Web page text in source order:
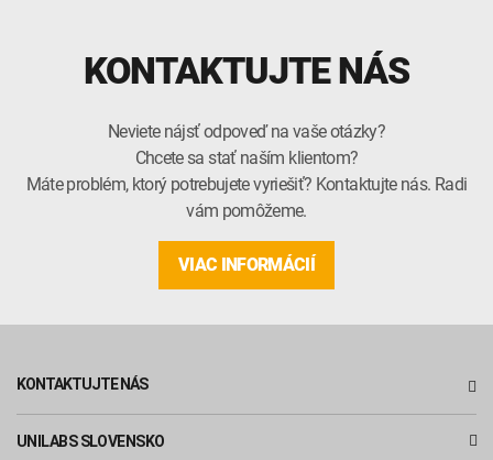
KONTAKTUJTE NÁS
Neviete nájsť odpoveď na vaše otázky?
Chcete sa stať naším klientom?
Máte problém, ktorý potrebujete vyriešiť? Kontaktujte nás. Radi
vám pomôžeme.
VIAC INFORMÁCIÍ
KONTAKTUJTE NÁS
UNILABS SLOVENSKO